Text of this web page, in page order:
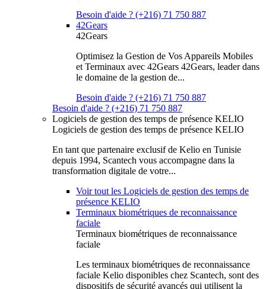
Besoin d'aide ? (+216) 71 750 887
42Gears
42Gears
Optimisez la Gestion de Vos Appareils Mobiles
et Terminaux avec 42Gears 42Gears, leader dans
le domaine de la gestion de...
Besoin d'aide ? (+216) 71 750 887
Besoin d'aide ? (+216) 71 750 887
Logiciels de gestion des temps de présence KELIO
Logiciels de gestion des temps de présence KELIO
En tant que partenaire exclusif de Kelio en Tunisie
depuis 1994, Scantech vous accompagne dans la
transformation digitale de votre...
Voir tout les Logiciels de gestion des temps de
présence KELIO
Terminaux biométriques de reconnaissance
faciale
Terminaux biométriques de reconnaissance
faciale
Les terminaux biométriques de reconnaissance
faciale Kelio disponibles chez Scantech, sont des
dispositifs de sécurité avancés qui utilisent la